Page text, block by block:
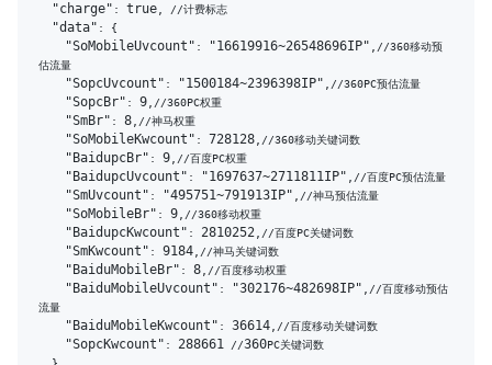
"charge" : true , //计费标志
"data" : {
"SoMobileUvcount" : "16619916~26548696IP"
,//360移动预
估流量
"SopcUvcount" : "1500184~2396398IP" ,//360PC预估流量
"SopcBr" : 9 ,//360PC权重
"SmBr" : 8 ,//神马权重
"SoMobileKwcount" : 728128 ,//360移动关键词数
"BaidupcBr" : 9 ,//百度PC权重
"BaidupcUvcount" : "1697637~2711811IP" ,//百度PC预估流量
"SmUvcount" : "495751~791913IP" ,//神马预估流量
"SoMobileBr" : 9 ,//360移动权重
"BaidupcKwcount" : 2810252 ,//百度PC关键词数
"SmKwcount" : 9184 ,//神马关键词数
"BaiduMobileBr" : 8 ,//百度移动权重
"BaiduMobileUvcount" : "302176~482698IP"
,//百度移动预估
流量
"BaiduMobileKwcount" : 36614 ,//百度移动关键词数
"SopcKwcount" : 288661 //360PC关键词数